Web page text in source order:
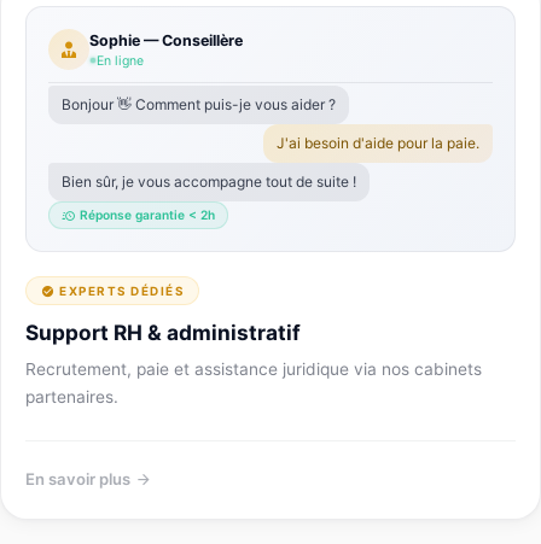
Sophie — Conseillère
En ligne
Bonjour 👋 Comment puis-je vous aider ?
J'ai besoin d'aide pour la paie.
Bien sûr, je vous accompagne tout de suite !
Réponse garantie < 2h
EXPERTS DÉDIÉS
Support RH & administratif
Recrutement, paie et assistance juridique via nos cabinets
partenaires.
En savoir plus